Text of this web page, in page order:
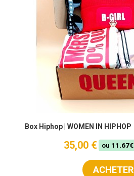
Box Hiphop | WOMEN IN HIPHOP
35,00 € ou 11.67€
ACHETER